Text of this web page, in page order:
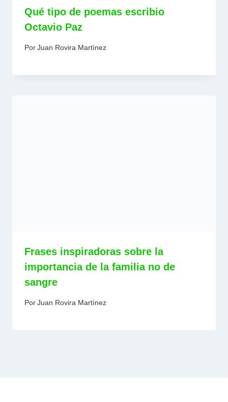
Qué tipo de poemas escribio
Octavio Paz
PorJuan Rovira Martínez
Frases inspiradoras sobre la
importancia de la familia no de
sangre
PorJuan Rovira Martínez